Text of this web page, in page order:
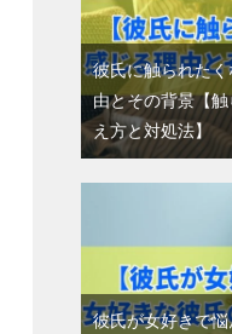
彼氏に触られた
由とその背景【
え方と対処法】
彼氏が女好きで